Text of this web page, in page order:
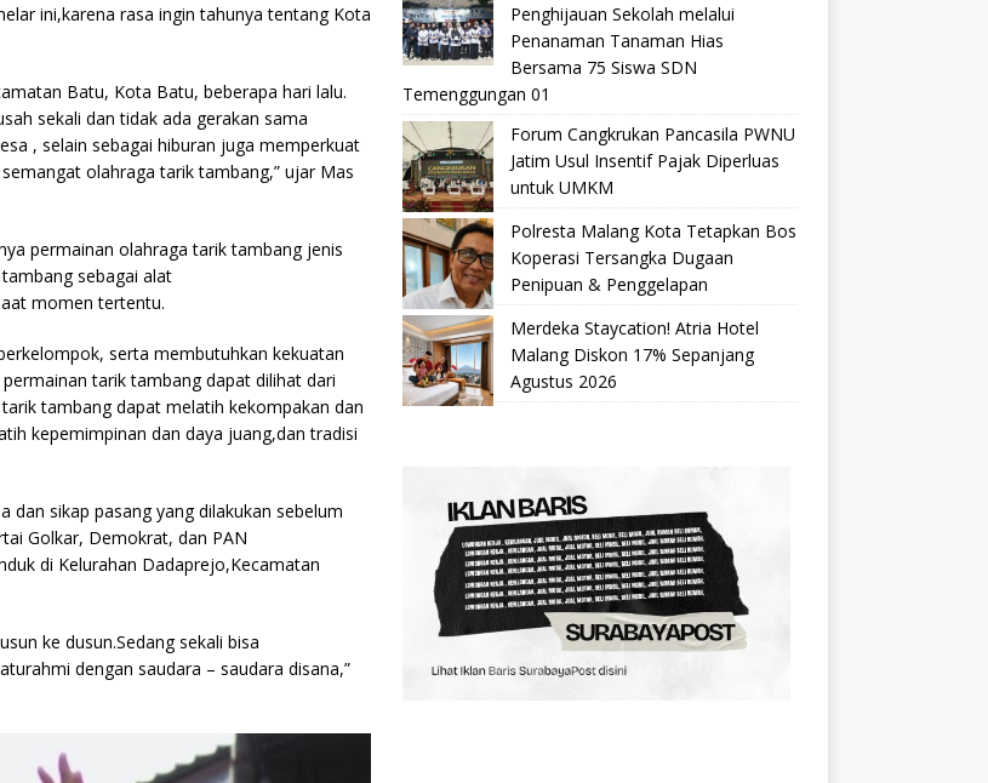
ini,karena rasa ingin tahunya tentang Kota
Batu, Kota Batu, beberapa hari lalu.
sekali dan tidak ada gerakan sama
, selain sebagai hiburan juga memperkuat
olahraga tarik tambang,” ujar Mas
permainan olahraga tarik tambang jenis
sebagai alat
momen tertentu.
serta membutuhkan kekuatan
tarik tambang dapat dilihat dari
tambang dapat melatih kekompakan dan
kepemimpinan dan daya juang,dan tradisi
dan sikap pasang yang dilakukan sebelum
Golkar, Demokrat, dan PAN
di Kelurahan Dadaprejo,Kecamatan
ke dusun.Sedang sekali bisa
dengan saudara – saudara disana,”
Penghijauan Sekolah melalui
Penanaman Tanaman Hias
Bersama 75 Siswa SDN
Temenggungan 01
Forum Cangkrukan Pancasila PWNU
Jatim Usul Insentif Pajak Diperluas
untuk UMKM
Polresta Malang Kota Tetapkan Bos
Koperasi Tersangka Dugaan
Penipuan & Penggelapan
Merdeka Staycation! Atria Hotel
Malang Diskon 17% Sepanjang
Agustus 2026